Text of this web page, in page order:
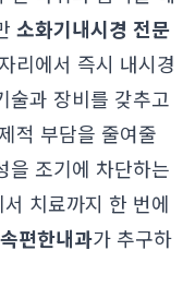
소화기내시경 전문
리에서 즉시 내시경
술과 장비를 갖추고
적 부담을 줄여줄
을 조기에 차단하는
치료까지 한 번에
편한내과가 추구하